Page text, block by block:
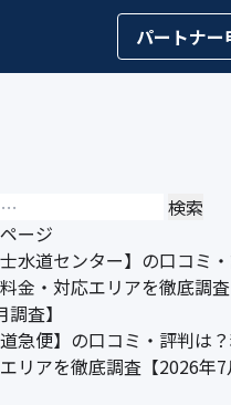
パートナー
ージ
士水道センター】の口コミ
金・対応エリアを徹底調
査】
道急便】の口コミ・評判は
リアを徹底調査【2026年7